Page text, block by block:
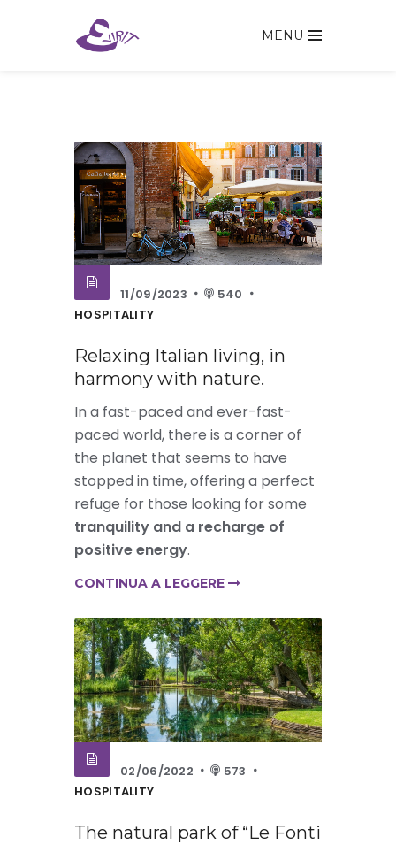
MENU
11/09/2023
540
HOSPITALITY
Relaxing Italian living, in
harmony with nature.
In a fast-paced and ever-fast-
paced world, there is a corner of
the planet that seems to have
stopped in time, offering a perfect
refuge for those looking for some
tranquility and a recharge of
positive energy.
CONTINUA A LEGGERE
02/06/2022
573
HOSPITALITY
The natural park of “Le Fonti